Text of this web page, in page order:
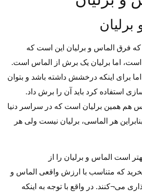
فرق الماس و برلیان این است که
اما برلیان یک برش از الماس است.
برای اینکه درخشش داشته باشد و بتوان
استفاده کرد باید آن را برش داد.
هم همین برلیان است که در سراسر دنیا
هر الماسی، برلیان نیست ولی هر
است الماس و برلیان را از
که متناسب با ارزش واقعی الماس و
می¬کنند. در واقع با توجه به اینکه